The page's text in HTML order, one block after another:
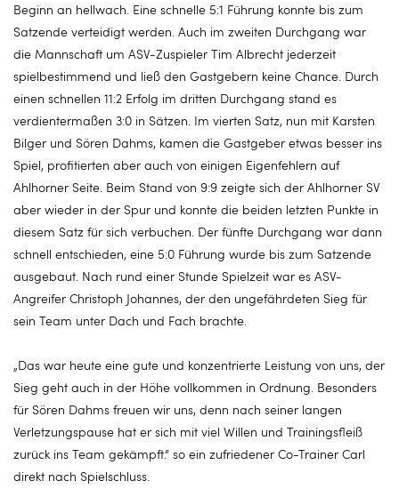
Beginn an hellwach. Eine schnelle 5:1 Führung konnte bis zum
Satzende verteidigt werden. Auch im zweiten Durchgang war
die Mannschaft um ASV-Zuspieler Tim Albrecht jederzeit
spielbestimmend und ließ den Gastgebern keine Chance. Durch
einen schnellen 11:2 Erfolg im dritten Durchgang stand es
verdientermaßen 3:0 in Sätzen. Im vierten Satz, nun mit Karsten
Bilger und Sören Dahms, kamen die Gastgeber etwas besser ins
Spiel, profitierten aber auch von einigen Eigenfehlern auf
Ahlhorner Seite. Beim Stand von 9:9 zeigte sich der Ahlhorner SV
aber wieder in der Spur und konnte die beiden letzten Punkte in
diesem Satz für sich verbuchen. Der fünfte Durchgang war dann
schnell entschieden, eine 5:0 Führung wurde bis zum Satzende
ausgebaut. Nach rund einer Stunde Spielzeit war es ASV-
Angreifer Christoph Johannes, der den ungefährdeten Sieg für
sein Team unter Dach und Fach brachte.
„Das war heute eine gute und konzentrierte Leistung von uns, der
Sieg geht auch in der Höhe vollkommen in Ordnung. Besonders
für Sören Dahms freuen wir uns, denn nach seiner langen
Verletzungspause hat er sich mit viel Willen und Trainingsfleiß
zurück ins Team gekämpft.“ so ein zufriedener Co-Trainer Carl
direkt nach Spielschluss.